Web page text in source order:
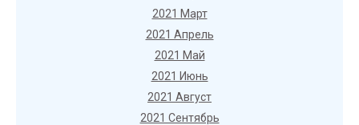
2021 Март
2021 Апрель
2021 Май
2021 Июнь
2021 Август
2021 Сентябрь